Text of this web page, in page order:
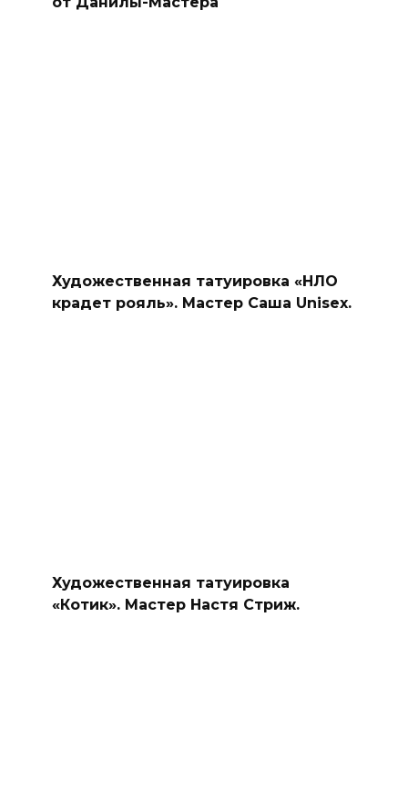
Художественная татуировка «НЛО
крадет рояль». Мастер Саша Unisex.
Художественная татуировка
«Котик». Мастер Настя Стриж.